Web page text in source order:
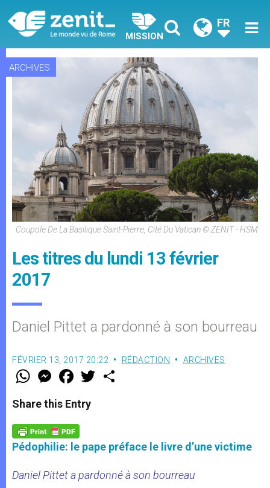
MISSION
FR
ARCHIVES
Coupole De La Basilique Saint-Pierre, Cité Du Vatican © ZENIT - HSM
Les titres du lundi 13 février
2017
Daniel Pittet a pardonné à son bourreau
FÉVRIER 13, 2017 20:22 RÉDACTION ARCHIVES
W
t
s
p
p
M
e
s
e
g
e
r
F
a
e
b
o
k
w
Share this Entry
Pédophilie: le pape préface le livre d’une victime
Daniel Pittet a pardonné à son bourreau